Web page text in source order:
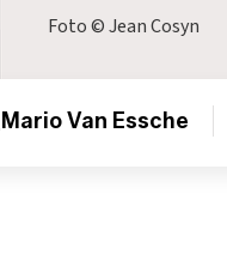
Foto © Jean Cosyn
_Mario Van Essche